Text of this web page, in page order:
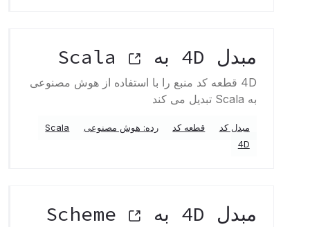
مبدل 4D به Scala
4D قطعه کد منبع را با استفاده از هوش مصنوعی
به Scala تبدیل می کند
مبدل کد قطعه کد رده: هوش مصنوعی
Scala
4D
مبدل 4D به Scheme